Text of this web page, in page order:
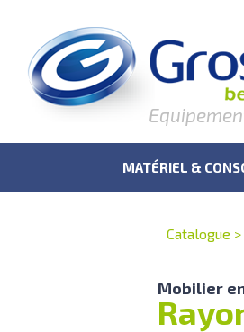
MATÉRIEL &
Catalogue >
Mobilier